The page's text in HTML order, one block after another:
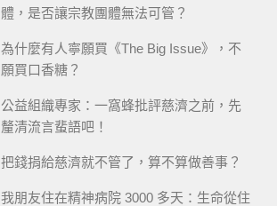
體，是否讓宗教團體無法可管？
為什麼有人寧願買《The Big Issue》，不
願買口香糖？
公益組織專家：一窩蜂批評慈濟之前，先
釐清流言蜚語吧！
把錢捐給慈濟就不管了，算不算做善事？
我朋友住在精神病院 3000 多天：生命從住